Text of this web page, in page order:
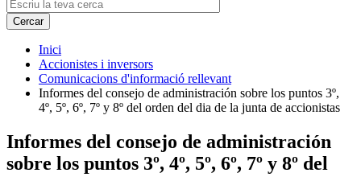
Inici
Accionistes i inversors
Comunicacions d'informació rellevant
Informes del consejo de administración sobre los puntos 3º,
4º, 5º, 6º, 7º y 8º del orden del dia de la junta de accionistas
Informes del consejo de administración
sobre los puntos 3º, 4º, 5º, 6º, 7º y 8º del